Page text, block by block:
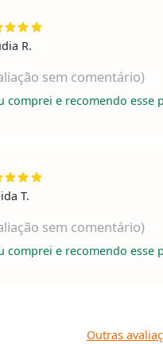
R.
sem comentário)
comprei e recomendo esse
T.
sem comentário)
comprei e recomendo esse
Outras